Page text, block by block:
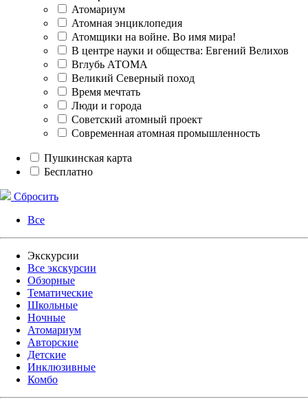
Атомариум
Атомная энциклопедия
Атомщики на войне. Во имя мира!
В центре науки и общества: Евгений Велихов
Вглубь АТОМА
Великий Северный поход
Время мечтать
Люди и города
Советский атомный проект
Современная атомная промышленность
Пушкинская карта
Бесплатно
Сбросить
Все
Экскурсии
Все экскурсии
Обзорные
Тематические
Школьные
Ночные
Атомариум
Авторские
Детские
Инклюзивные
Комбо